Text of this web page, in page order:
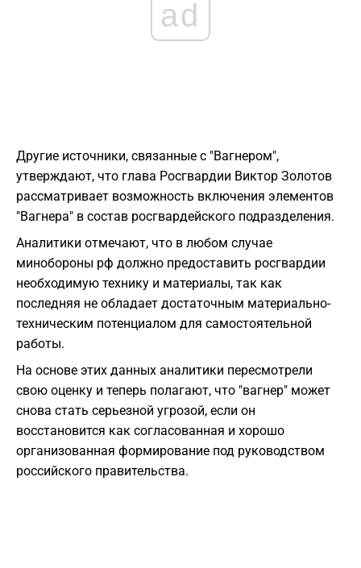
ad
Другие источники, связанные с "Вагнером",
утверждают, что глава Росгвардии Виктор Золотов
рассматривает возможность включения элементов
"Вагнера" в состав росгвардейского подразделения.
Аналитики отмечают, что в любом случае
минобороны рф должно предоставить росгвардии
необходимую технику и материалы, так как
последняя не обладает достаточным материально-
техническим потенциалом для самостоятельной
работы.
На основе этих данных аналитики пересмотрели
свою оценку и теперь полагают, что "вагнер" может
снова стать серьезной угрозой, если он
восстановится как согласованная и хорошо
организованная формирование под руководством
российского правительства.